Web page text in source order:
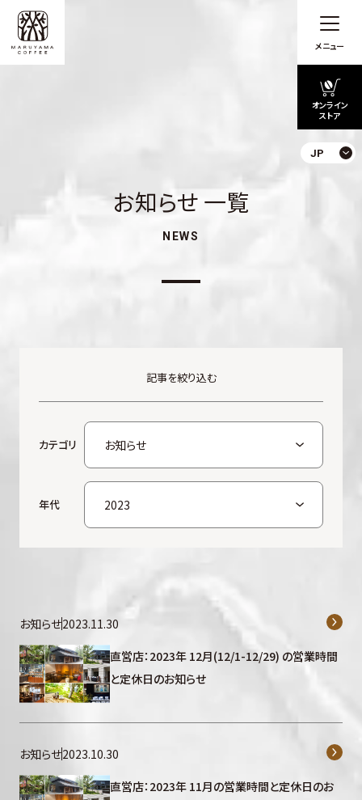
メニュー
オンライン
ストア
JP
お知らせ 一覧
NEWS
記事を絞り込む
カテゴリ
年代
お知らせ2023.11.30
直営店：2023年 12月(12/1-12/29) の営業時間
と定休日のお知らせ
お知らせ2023.10.30
直営店：2023年 11月の営業時間と定休日のお